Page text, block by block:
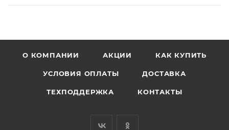
О КОМПАНИИ АКЦИИ КАК КУПИТЬ
УСЛОВИЯ ОПЛАТЫ ДОСТАВКА
ТЕХПОДДЕРЖКА КОНТАКТЫ